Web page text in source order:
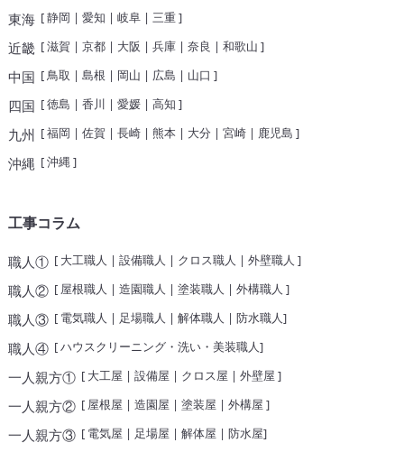
東海[静岡 | 愛知 | 岐阜| 三重]
近畿[滋賀 | 京都| 大阪 | 兵庫| 奈良 | 和歌山 ]
中国 [ 鳥取 | 島根 | 岡山 | 広島 | 山口 ]
四国 [徳島 | 香川 | 愛媛| 高知 ]
九州 [福岡 | 佐賀 | 長崎| 熊本| 大分 | 宮崎| 鹿児島 ]
沖縄 [沖縄 ]
工事コラム
職人①[ 大工職人 | 設備職人 | クロス職人 | 外壁職人 ]
職人②[ 屋根職人 | 造園職人 | 塗装職人 | 外構職人 ]
職人③[ 電気職人 | 足場職人 | 解体職人 | 防水職人]
職人④[ハウスクリーニング・洗い・美装職人]
一人親方①[ 大工屋 | 設備屋 | クロス屋 | 外壁屋 ]
一人親方②[ 屋根屋 | 造園屋 | 塗装屋 | 外構屋 ]
一人親方③[ 電気屋 | 足場屋 | 解体屋 | 防水屋]